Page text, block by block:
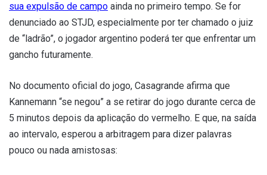
sua expulsão de campo ainda no primeiro tempo. Se for
denunciado ao STJD, especialmente por ter chamado o juiz
de “ladrão”, o jogador argentino poderá ter que enfrentar um
gancho futuramente.
No documento oficial do jogo, Casagrande afirma que
Kannemann “se negou” a se retirar do jogo durante cerca de
5 minutos depois da aplicação do vermelho. E que, na saída
ao intervalo, esperou a arbitragem para dizer palavras
pouco ou nada amistosas: